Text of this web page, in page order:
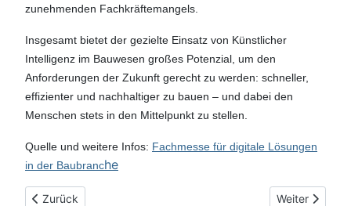
zunehmenden Fachkräftemangels.
Insgesamt bietet der gezielte Einsatz von Künstlicher
Intelligenz im Bauwesen großes Potenzial, um den
Anforderungen der Zukunft gerecht zu werden: schneller,
effizienter und nachhaltiger zu bauen – und dabei den
Menschen stets in den Mittelpunkt zu stellen.
Quelle und weitere Infos: Fachmesse für digitale Lösungen
in der Baubranche
Vorheriger Beitrag: Bauwirtschaft vor einer Zeitenwende:
Zurück Nächster
Weiter